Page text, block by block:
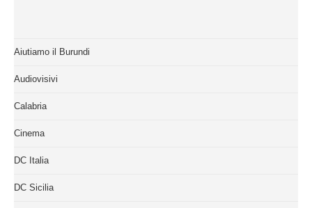
Aiutiamo il Burundi
Audiovisivi
Calabria
Cinema
DC Italia
DC Sicilia